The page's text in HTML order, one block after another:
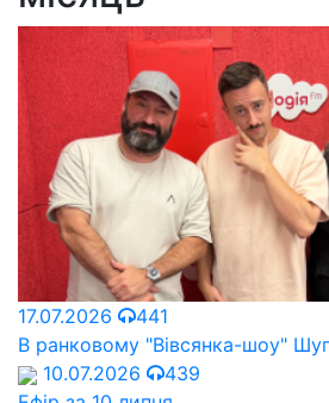
17.07.2026
441
В ранковому "Вівсянка-шоу"
10.07.2026
439